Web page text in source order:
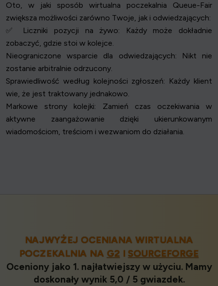
Oto, w jaki sposób wirtualna poczekalnia Queue-Fair
zwiększa możliwości zarówno Twoje, jak i odwiedzających:
✅ Liczniki pozycji na żywo: Każdy może dokładnie
zobaczyć, gdzie stoi w kolejce.
Nieograniczone wsparcie dla odwiedzających: Nikt nie
zostanie arbitralnie odrzucony.
Sprawiedliwość według kolejności zgłoszeń: Każdy klient
wie, że jest traktowany jednakowo.
Markowe strony kolejki: Zamień czas oczekiwania w
aktywne zaangażowanie dzięki ukierunkowanym
wiadomościom, treściom i wezwaniom do działania.
NAJWYŻEJ OCENIANA WIRTUALNA
POCZEKALNIA NA G2 I SOURCEFORGE
Oceniony jako 1. najłatwiejszy w użyciu. Mamy
doskonały wynik 5,0 / 5 gwiazdek.